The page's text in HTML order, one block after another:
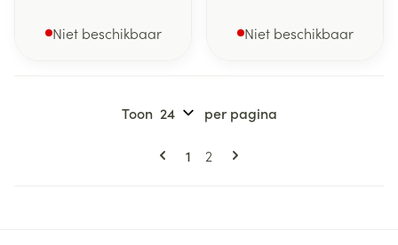
Niet beschikbaar Niet beschikbaar
Pagina's
U lees momenteel pagina
1 Pagina
2
Toon per pagina